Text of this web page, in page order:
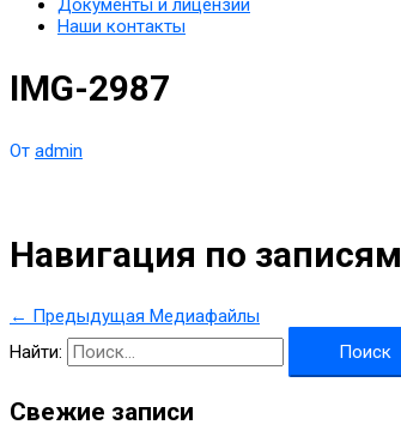
Документы и лицензии
Наши контакты
IMG-2987
От admin
Навигация по записям
← Предыдущая Медиафайлы
Найти:
Свежие записи